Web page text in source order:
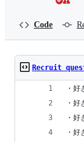
Code
Recruit
・好
・好
・好
・